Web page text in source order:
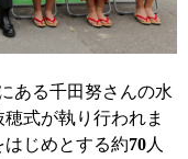
ある千田努さんの水
式が執り行われま
じめとする約70人